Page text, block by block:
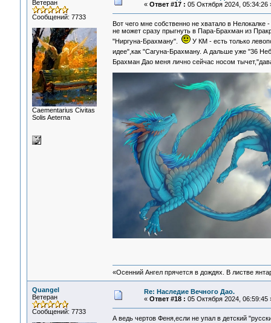
Ветеран
Сообщений: 7733
Сaementarius Civitas
Solis Aeterna
« Ответ #17 : 05 Октября 2024, 05:34:26
Вот чего мне собственно не хватало в
не может сразу прыгнуть в Пара-Брахман из
"Ниргуна-Брахману".
У КМ - есть только
идее",как "Сагуна-Брахману. А дальше уже "36
Брахман Дао меня лично сейчас носом
«Осенний Ангел прячется в дождях. В листве
Quangel
Ветеран
Сообщений: 7733
Re: Наследие Вечного Дао.
« Ответ #18 : 05 Октября 2024, 06:59:45
А ведь чертов Феня,если не упал в детский